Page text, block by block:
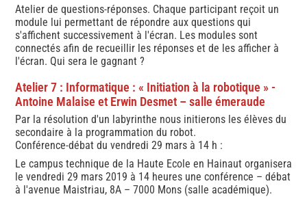
Atelier de questions-réponses. Chaque participant reçoit un
module lui permettant de répondre aux questions qui
s'affichent successivement à l'écran. Les modules sont
connectés afin de recueillir les réponses et de les afficher à
l'écran. Qui sera le gagnant ?
Atelier 7 : Informatique : « Initiation à la robotique » -
Antoine Malaise et Erwin Desmet – salle émeraude
Par la résolution d'un labyrinthe nous initierons les élèves du
secondaire à la programmation du robot.
Conférence-débat du vendredi 29 mars à 14 h :
Le campus technique de la Haute Ecole en Hainaut organisera
le vendredi 29 mars 2019 à 14 heures une conférence – débat
à l'avenue Maistriau, 8A – 7000 Mons (salle académique).